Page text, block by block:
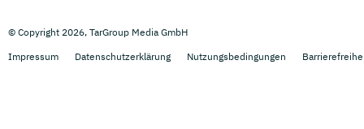
© Copyright 2026, TarGroup Media GmbH
Impressum
Datenschutzerklärung Nutzungsbedingungen